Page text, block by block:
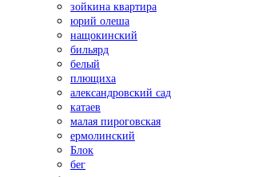
зойкина квартира
юрий олеша
нащокинский
бильярд
белый
плющиха
александровский сад
катаев
малая пироговская
ермолинский
Блок
бег